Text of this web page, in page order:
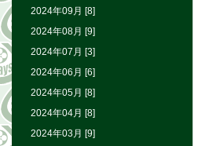
2024年09月 [8]
2024年08月 [9]
2024年07月 [3]
2024年06月 [6]
2024年05月 [8]
2024年04月 [8]
2024年03月 [9]